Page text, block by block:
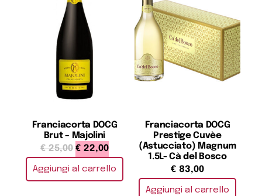
Franciacorta DOCG
Brut – Majolini
€25,00 € 22,00
Aggiungi al carrello
Franciacorta DOCG
Prestige Cuvèe
(Astucciato) Magnum
1.5L- Cà del Bosco
€ 83,00
Aggiungi al carrello